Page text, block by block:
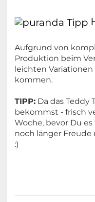
Aufgrund von
Produktion beim
leichten
kommen.
TIPP: Da das Teddy
bekommst - frisch
Woche, bevor Du
noch länger
:)